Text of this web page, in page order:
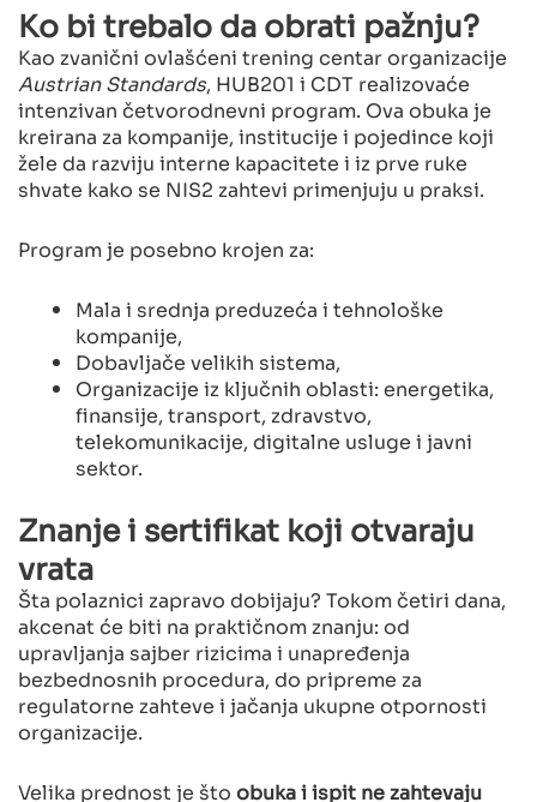
Ko bi trebalo da obrati pažnju?
Kao zvanični ovlašćeni trening centar organizacije
Austrian Standards, HUB201 i CDT realizovaće
intenzivan četvorodnevni program. Ova obuka je
kreirana za kompanije, institucije i pojedince koji
žele da razviju interne kapacitete i iz prve ruke
shvate kako se NIS2 zahtevi primenjuju u praksi.
Program je posebno krojen za:
Mala i srednja preduzeća i tehnološke
kompanije,
Dobavljače velikih sistema,
Organizacije iz ključnih oblasti: energetika,
finansije, transport, zdravstvo,
telekomunikacije, digitalne usluge i javni
sektor.
Znanje i sertifikat koji otvaraju
vrata
Šta polaznici zapravo dobijaju? Tokom četiri dana,
akcenat će biti na praktičnom znanju: od
upravljanja sajber rizicima i unapređenja
bezbednosnih procedura, do pripreme za
regulatorne zahteve i jačanja ukupne otpornosti
organizacije.
Velika prednost je što obuka i ispit ne zahtevaju